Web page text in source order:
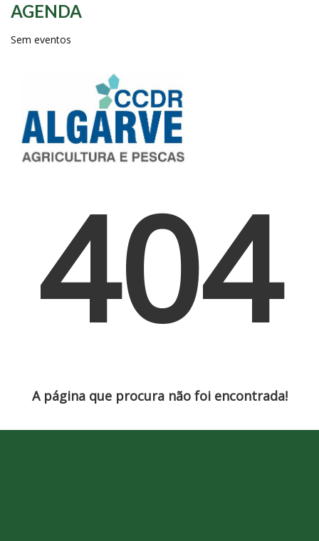
AGENDA
Sem eventos
404
A página que procura não foi encontrada!